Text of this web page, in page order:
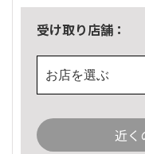
受け取り店舗：
お店を選ぶ
近く